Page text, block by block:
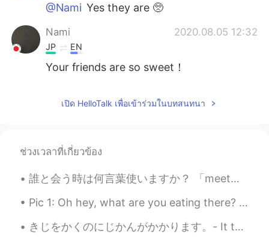
@Nami Yes they are 🥺
Nami 2020.08.05 12:32
JP EN
Your friends are so sweet！
เปิด HelloTalk เพื่อเข้าร่วมในบทสนทนา
ช่วงเวลาที่เกี่ยวข้อง
誰と会う時は何言葉使いますか？ 「meet」と言っちゃいそう人が多いと思いますが、実はそれは違いますよ😁 「また違うのかぁーー」ごめんごめん、だけど本当に。 簡単に説明します。 Meetは初めて...
Pic 1: Oh hey, what are you eating there? It looks good. 😍 Pic 2: Huh? Me? No no, nothing. Don't...
きじをかくのにじかんがかかります。- It takes me a long time to write a post. 🤓 This is the second part of my stor...